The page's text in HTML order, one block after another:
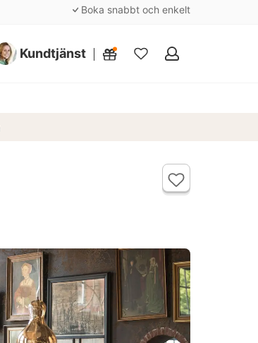
Boka snabbt och enkelt
Kundtjänst
Mina